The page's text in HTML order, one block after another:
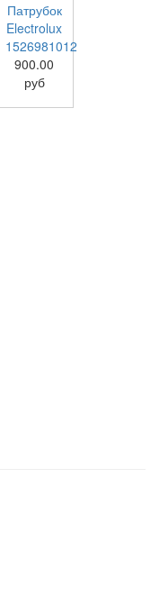
Патрубок
Electrolux
1526981012
900.00
руб